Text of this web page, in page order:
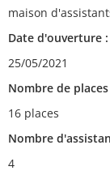
maison
Date d'ouverture :
25/05/2021
Nombre de places
16 places
Nombre
4